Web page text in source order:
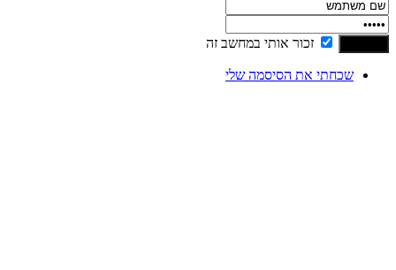
זכור אותי במחשב זה
שכחתי את הסיסמה שלי